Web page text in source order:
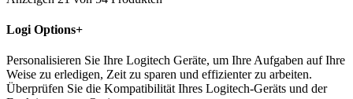
Logi Options+
Personalisieren Sie Ihre Logitech Geräte, um Ihre Aufgaben auf Ihre
Weise zu erledigen, Zeit zu sparen und effizienter zu arbeiten.
Überprüfen Sie die Kompatibilität Ihres Logitech-Geräts und der